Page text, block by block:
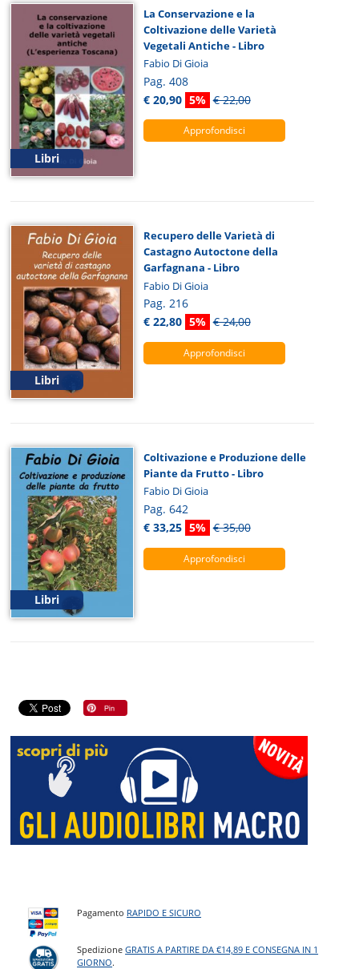
Libri
La Conservazione e la
Coltivazione delle Varietà
Vegetali Antiche - Libro
Fabio Di Gioia
Pag. 408
€ 20,90 5% € 22,00
Approfondisci
Libri
Recupero delle Varietà di
Castagno Autoctone della
Garfagnana - Libro
Fabio Di Gioia
Pag. 216
€ 22,80 5% € 24,00
Approfondisci
Libri
Coltivazione e Produzione delle
Piante da Frutto - Libro
Fabio Di Gioia
Pag. 642
€ 33,25 5% € 35,00
Approfondisci
Pagamento RAPIDO E SICURO
SpedizioneGRATIS A PARTIRE DA €14,89 E CONSEGNA IN 1
GIORNO.